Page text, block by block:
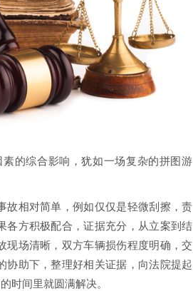
的综合影响，犹如一场复杂的拼图游
相对简单，例如仅仅是轻微刮擦，责
各方积极配合，证据充分，从立案到结
现场清晰，双方车辆损伤程度明确，交
协助下，整理好相关证据，向法院提起
时间里就圆满解决。